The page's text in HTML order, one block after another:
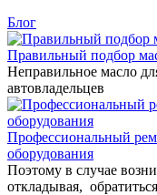
Блог
Правильный подбор
Неправильное масло
автовладельцев
Профессиональный
оборудования
Поэтому в случае
откладывая,